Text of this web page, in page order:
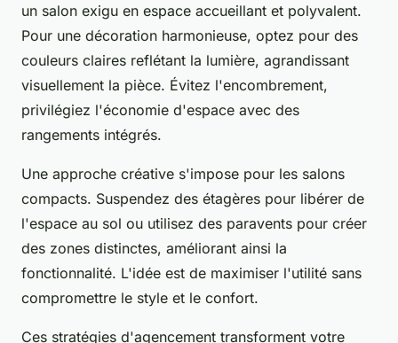
un salon exigu en espace accueillant et polyvalent.
Pour une décoration harmonieuse, optez pour des
couleurs claires reflétant la lumière, agrandissant
visuellement la pièce. Évitez l'encombrement,
privilégiez l'économie d'espace avec des
rangements intégrés.
Une approche créative s'impose pour les salons
compacts. Suspendez des étagères pour libérer de
l'espace au sol ou utilisez des paravents pour créer
des zones distinctes, améliorant ainsi la
fonctionnalité. L'idée est de maximiser l'utilité sans
compromettre le style et le confort.
Ces stratégies d'agencement transforment votre